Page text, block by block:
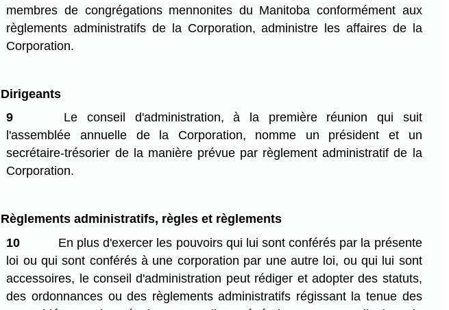
membres de congrégations mennonites du Manitoba conformément aux
règlements administratifs de la Corporation, administre les affaires de la
Corporation.
Dirigeants
9
Le conseil d'administration, à la première réunion qui suit
l'assemblée annuelle de la Corporation, nomme un président et un
secrétaire-trésorier de la manière prévue par règlement administratif de la
Corporation.
Règlements administratifs, règles et règlements
10
En plus d'exercer les pouvoirs qui lui sont conférés par la présente
loi ou qui sont conférés à une corporation par une autre loi, ou qui lui sont
accessoires, le conseil d'administration peut rédiger et adopter des statuts,
des ordonnances ou des règlements administratifs régissant la tenue des